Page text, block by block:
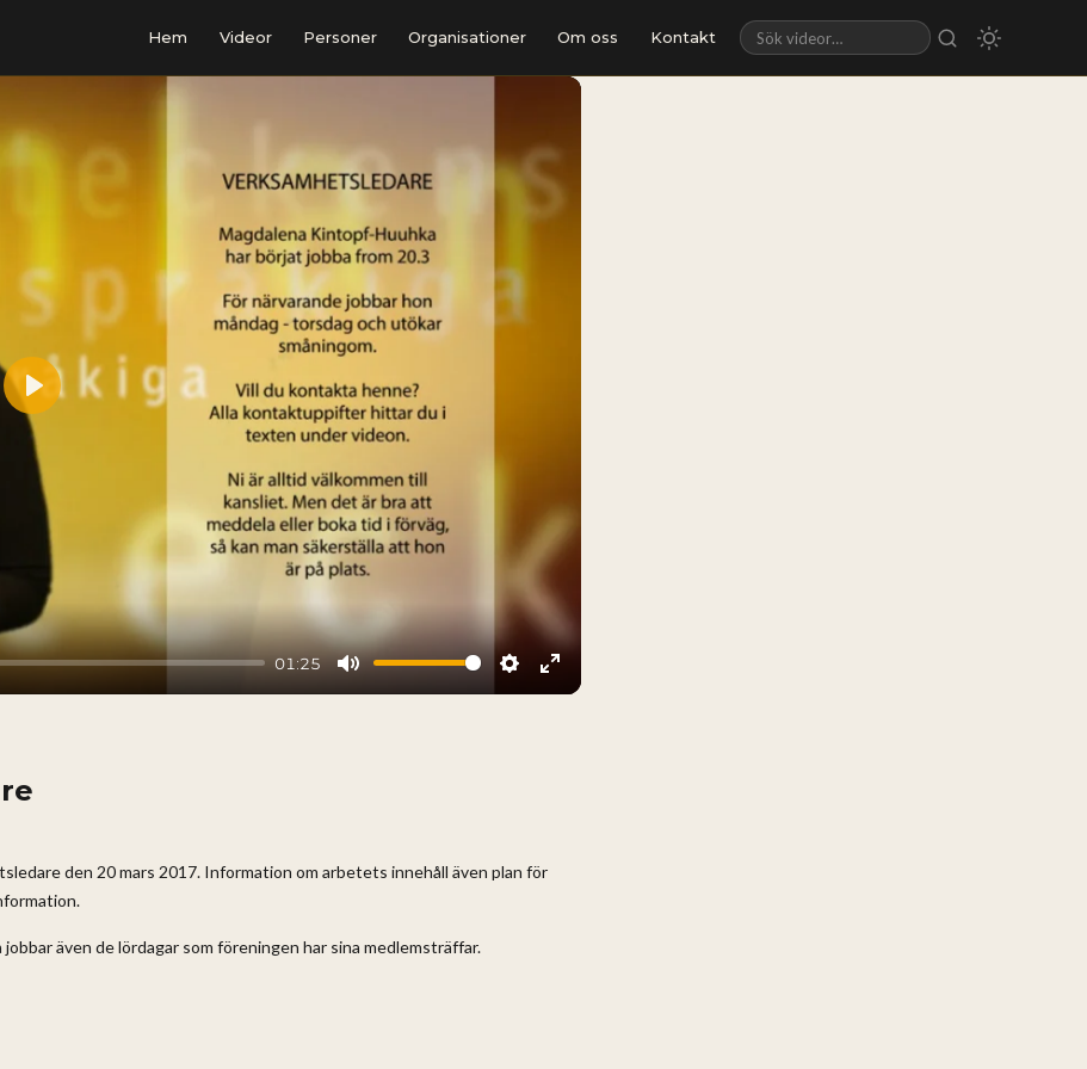
Hem Videor Personer Organisationer Om oss Kontakt
Sök videor
01:25
Mute Settings
Enter
Play
den 20 mars 2017. Information om arbetets innehåll även plan för
även de lördagar som föreningen har sina medlemsträffar.